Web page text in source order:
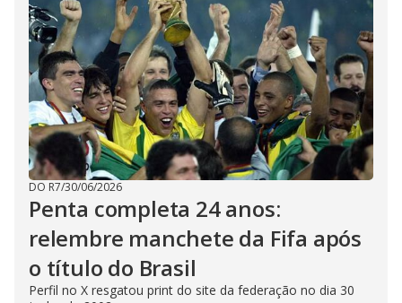
DO R7/30/06/2026
Penta completa 24 anos:
relembre manchete da Fifa após
o título do Brasil
Perfil no X resgatou print do site da federação no dia 30